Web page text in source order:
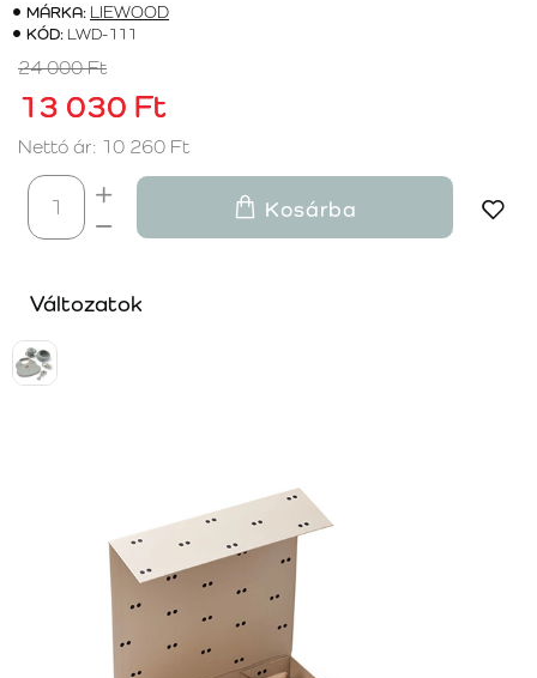
MÁRKA: LIEWOOD
KÓD: LWD-111
13 030 Ft
24 000 Ft
Nettó ár: 10 260 Ft
Kosárba
Változatok